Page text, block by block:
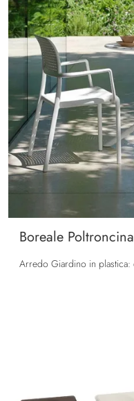
Boreale Poltroncina